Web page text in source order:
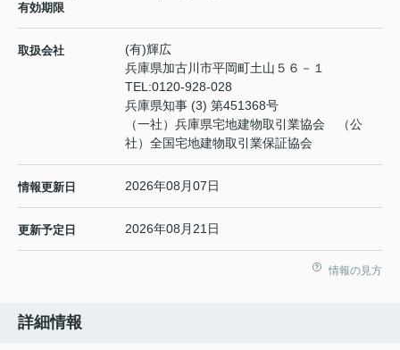
有効期限
取扱会社
(有)輝広
兵庫県加古川市平岡町土山５６－１
TEL:0120-928-028
兵庫県知事 (3) 第451368号
（一社）兵庫県宅地建物取引業協会 （公
社）全国宅地建物取引業保証協会
情報更新日 2026年08月07日
更新予定日 2026年08月21日
情報の見方
詳細情報